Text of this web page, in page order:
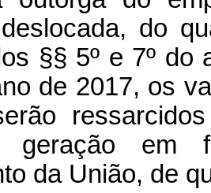
do
§§ 5º e 7º
de 2017, os
geração em
da União, de